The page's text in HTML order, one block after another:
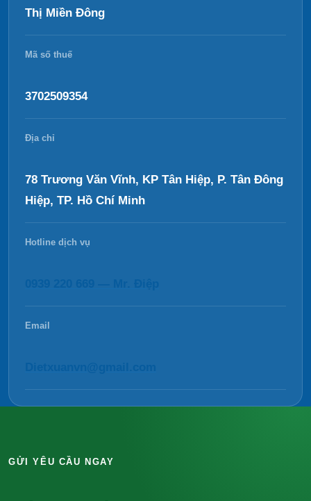
Thị Miền Đông
Mã số thuế
3702509354
Địa chỉ
78 Trương Văn Vĩnh, KP Tân Hiệp, P. Tân Đông
Hiệp, TP. Hồ Chí Minh
Hotline dịch vụ
Email
GỬI YÊU CẦU NGAY